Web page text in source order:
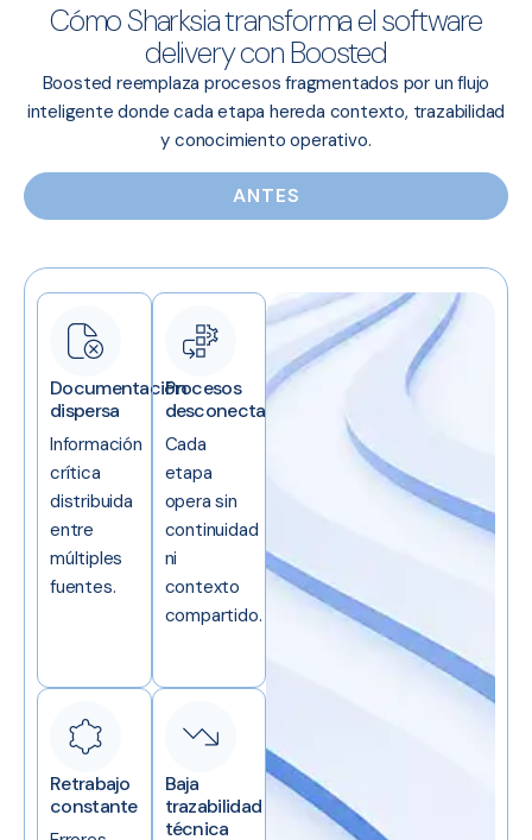
Cómo Sharksia transforma el software
delivery con Boosted
Boosted reemplaza procesos fragmentados por un flujo
inteligente donde cada etapa hereda contexto, trazabilidad
y conocimiento operativo.
ANTES
Documentación
dispersa
Información
crítica
distribuida
entre
múltiples
fuentes.
Procesos
desconectados
Cada
etapa
opera sin
continuidad
ni
contexto
compartido.
Retrabajo
constante
Baja
trazabilidad
técnica